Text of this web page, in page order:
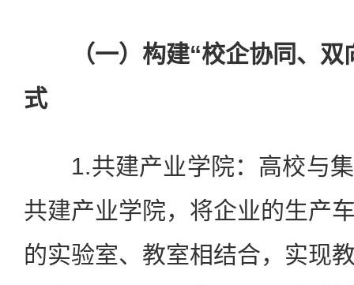
（一）构建“校企协同、双
式
1.共建产业学院：高校与集
共建产业学院，将企业的生产
的实验室、教室相结合，实现